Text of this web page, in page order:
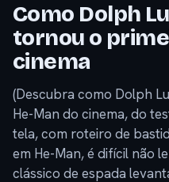
Como Dolph
tornou o
cinema
(Descubra como Dolph
He-Man do cinema, do
tela, com roteiro de
em He-Man, é difícil não
clássico de espada